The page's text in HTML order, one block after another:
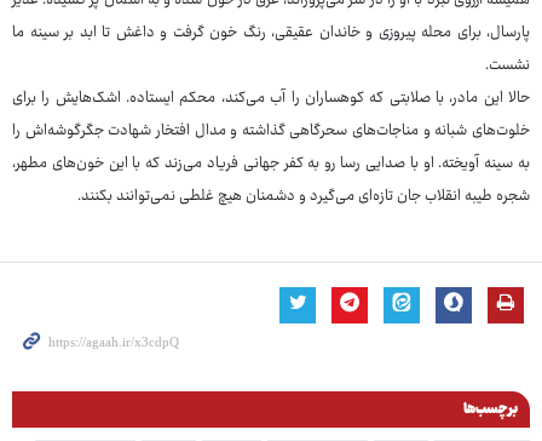
پارسال، برای محله پیروزی و خاندان عقیقی، رنگ خون گرفت و داغش تا ابد بر سینه ما
نشست.
حالا این مادر، با صلابتی که کوهساران را آب می‌کند، محکم ایستاده. اشک‌هایش را برای
خلوت‌های شبانه و مناجات‌های سحرگاهی گذاشته و مدال افتخار شهادت جگرگوشه‌اش را
به سینه آویخته. او با صدایی رسا رو به کفر جهانی فریاد می‌زند که با این خون‌های مطهر،
شجره طیبه انقلاب جان تازه‌ای می‌گیرد و دشمنان هیچ غلطی نمی‌توانند بکنند.
برچسب‌ها